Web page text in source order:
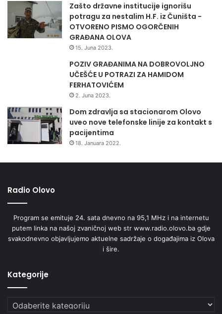
Zašto državne institucije ignorišu
potragu za nestalim H.F. iz Čuništa -
OTVORENO PISMO OGORČENIH
GRAĐANA OLOVA
15. Juna 2023.
POZIV GRAĐANIMA NA DOBROVOLJNO
UČEŠĆE U POTRAZI ZA HAMIDOM
FERHATOVIĆEM
2. Juna 2023.
Dom zdravlja sa stacionarom Olovo
uveo nove telefonske linije za kontakt s
pacijentima
18. Januara 2022.
Radio Olovo
Program se emituje 24. sata dnevno na 95,1 MHz i na internetu
putem linka na našoj zvaničnoj web str www.radio.olovo.ba gdje
svakodnevno objavljujemo aktuelne sadržaje o događajima iz Olova
i šire.
Kategorije
Kategorije